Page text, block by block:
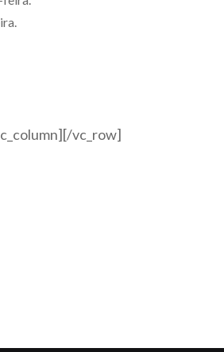
vc_row]